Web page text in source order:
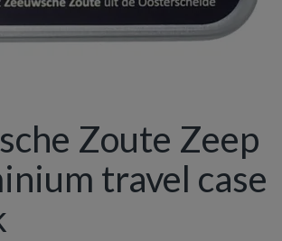
Zoute Zeep
travel case